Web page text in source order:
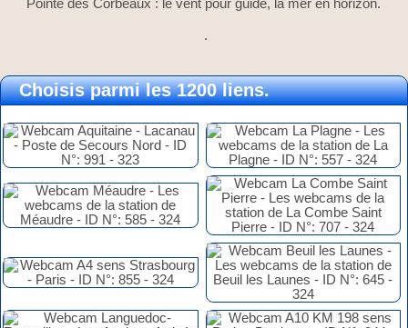
.
Choisis parmi les 1200 liens.